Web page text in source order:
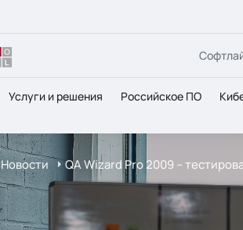
Услуги и решения Российское ПО
Новости QA Wizard Pro 2009 –